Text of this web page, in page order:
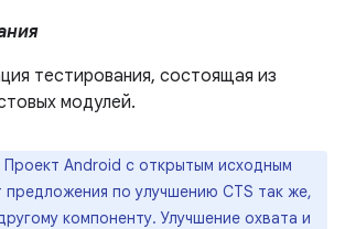
тестирования, состоящая из
модулей.
Проект Android с открытым исходным
по улучшению CTS так же,
компоненту. Улучшение охвата и